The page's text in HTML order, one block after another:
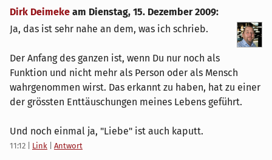
Dirk Deimeke am Dienstag, 15. Dezember 2009:
Ja, das ist sehr nahe an dem, was ich schrieb.
Der Anfang des ganzen ist, wenn Du nur noch als
Funktion und nicht mehr als Person oder als Mensch
wahrgenommen wirst. Das erkannt zu haben, hat zu einer
der grössten Enttäuschungen meines Lebens geführt.
Und noch einmal ja, "Liebe" ist auch kaputt.
11:12 Link Antwort